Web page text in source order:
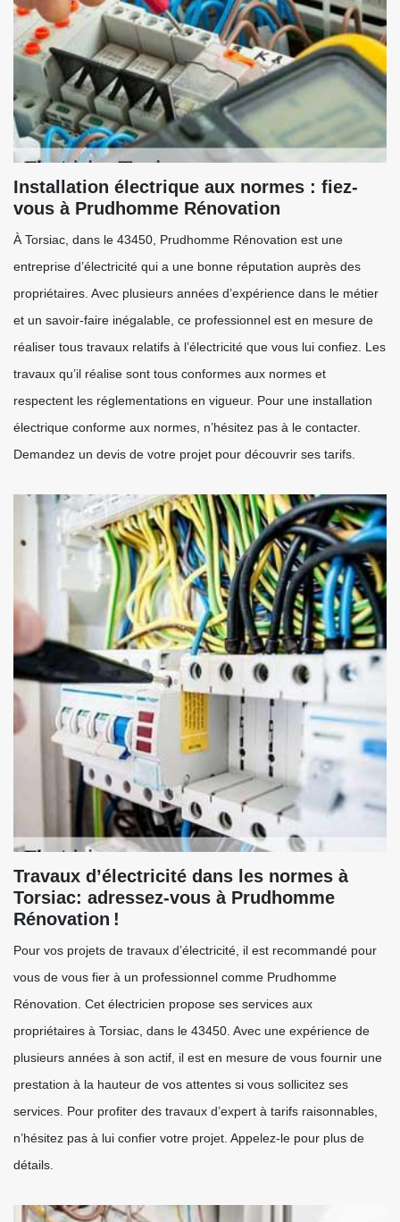
Installation électrique aux normes : fiez-
vous à Prudhomme Rénovation
À Torsiac, dans le 43450, Prudhomme Rénovation est une
entreprise d’électricité qui a une bonne réputation auprès des
propriétaires. Avec plusieurs années d’expérience dans le métier
et un savoir-faire inégalable, ce professionnel est en mesure de
réaliser tous travaux relatifs à l’électricité que vous lui confiez. Les
travaux qu’il réalise sont tous conformes aux normes et
respectent les réglementations en vigueur. Pour une installation
électrique conforme aux normes, n’hésitez pas à le contacter.
Demandez un devis de votre projet pour découvrir ses tarifs.
Travaux d’électricité dans les normes à
Torsiac: adressez-vous à Prudhomme
Rénovation !
Pour vos projets de travaux d’électricité, il est recommandé pour
vous de vous fier à un professionnel comme Prudhomme
Rénovation. Cet électricien propose ses services aux
propriétaires à Torsiac, dans le 43450. Avec une expérience de
plusieurs années à son actif, il est en mesure de vous fournir une
prestation à la hauteur de vos attentes si vous sollicitez ses
services. Pour profiter des travaux d’expert à tarifs raisonnables,
n’hésitez pas à lui confier votre projet. Appelez-le pour plus de
détails.